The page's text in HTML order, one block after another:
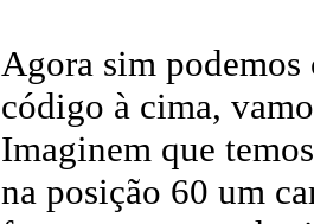
Agora sim
código à cima,
Imaginem que
na posição 60 um